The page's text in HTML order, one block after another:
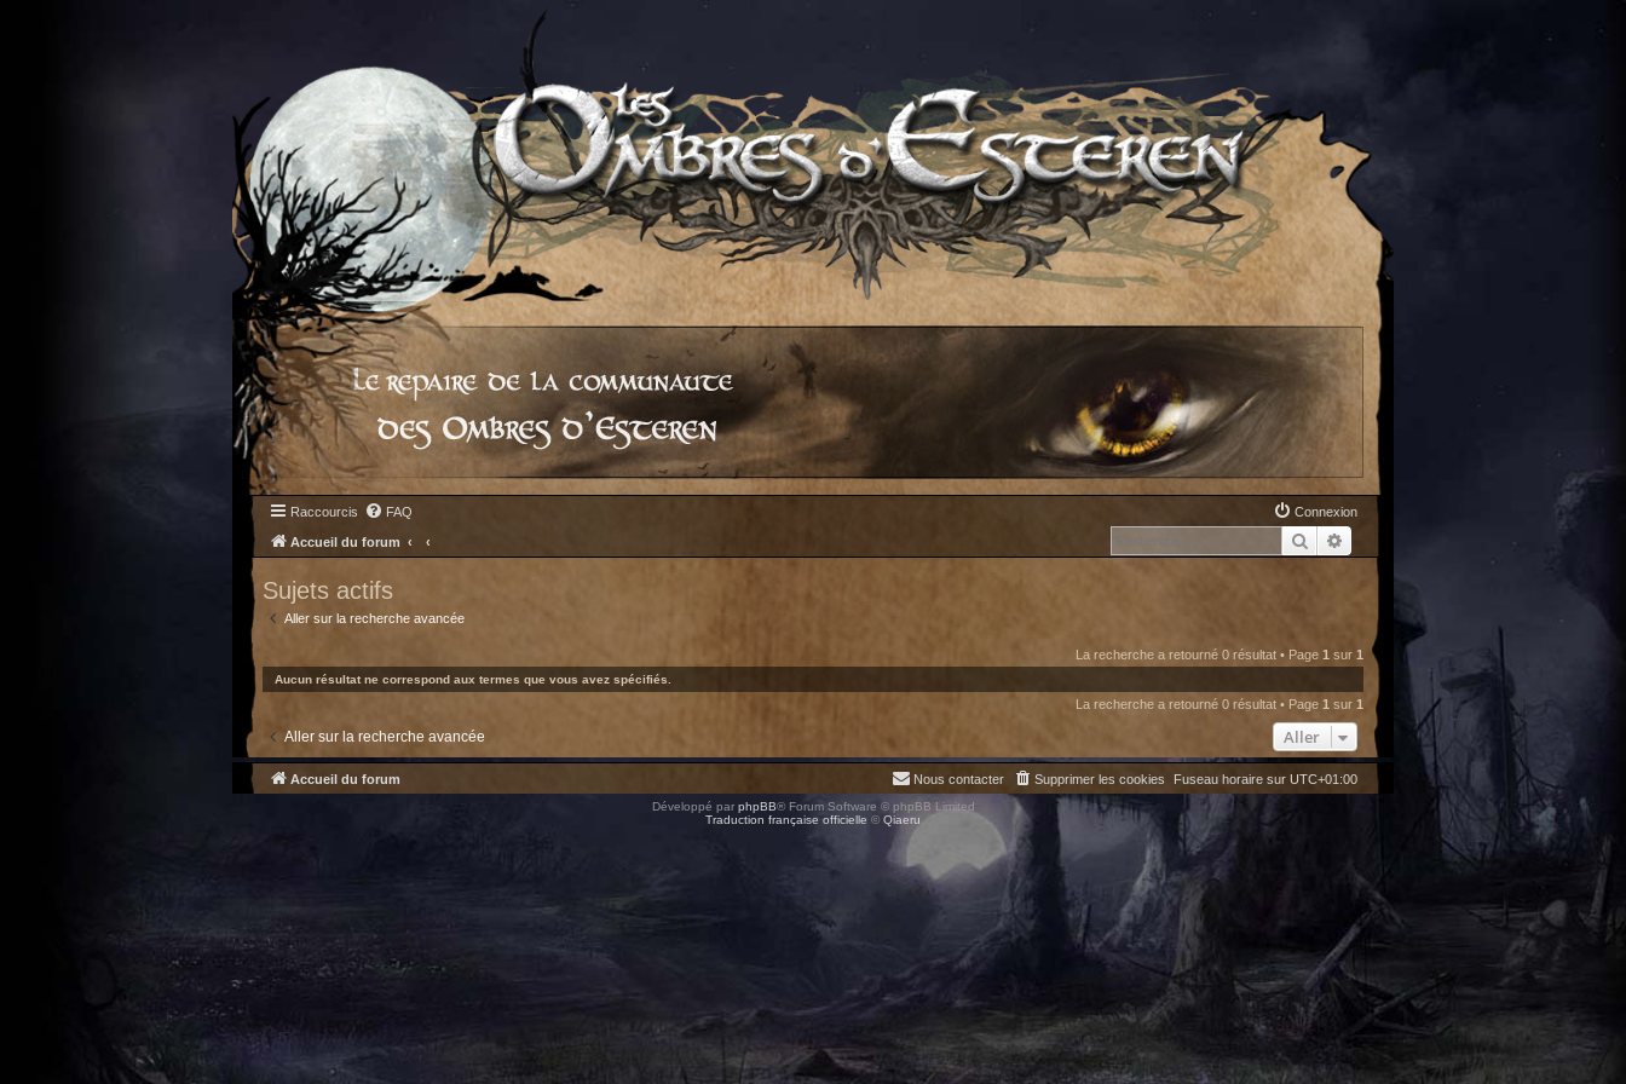
Raccourcis FAQ Connexion
Accueil du forum Rechercher
Sujets actifs
Aller sur la recherche avancée
La recherche a retourné 0 résultat • Page 1 sur 1
Aucun résultat ne correspond aux termes que vous avez spécifiés.
La recherche a retourné 0 résultat • Page 1 sur 1
Aller sur la recherche avancée Aller
Accueil du forum Fuseau horaire sur UTC+01:00
Supprimer les cookies
Nous contacter
Développé par phpBB® Forum Software © phpBB Limited
Traduction française officielle © Qiaeru